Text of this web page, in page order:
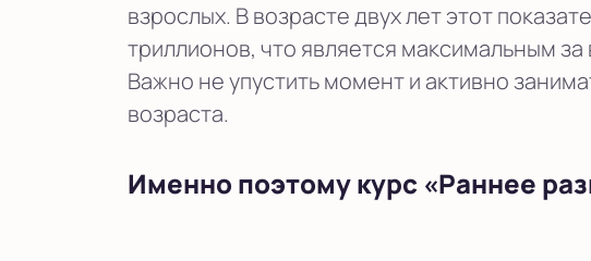
взрослых. В возрасте двух лет этот
триллионов, что является максимальным
Важно не упустить момент и активно
возраста.
Именно поэтому курс «Раннее